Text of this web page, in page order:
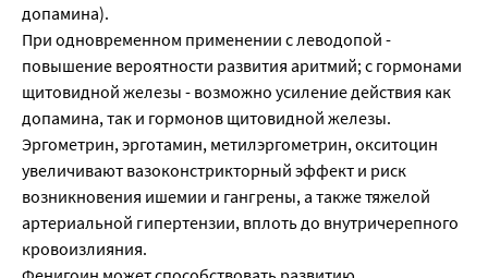
допамина).
При одновременном применении с леводопой -
повышение вероятности развития аритмий; с гормонами
щитовидной железы - возможно усиление действия как
допамина, так и гормонов щитовидной железы.
Эргометрин, эрготамин, метилэргометрин, окситоцин
увеличивают вазоконстрикторный эффект и риск
возникновения ишемии и гангрены, а также тяжелой
артериальной гипертензии, вплоть до внутричерепного
кровоизлияния.